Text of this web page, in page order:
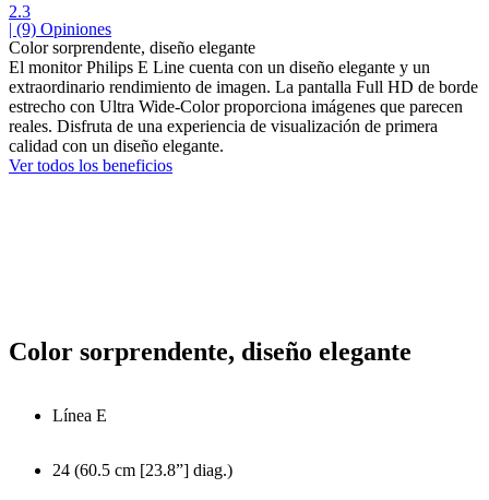
2.3
| (9) Opiniones
Color sorprendente, diseño elegante
El monitor Philips E Line cuenta con un diseño elegante y un
extraordinario rendimiento de imagen. La pantalla Full HD de borde
estrecho con Ultra Wide-Color proporciona imágenes que parecen
reales. Disfruta de una experiencia de visualización de primera
calidad con un diseño elegante.
Ver todos los beneficios
Color sorprendente, diseño elegante
Línea E
24 (60.5 cm [23.8”] diag.)